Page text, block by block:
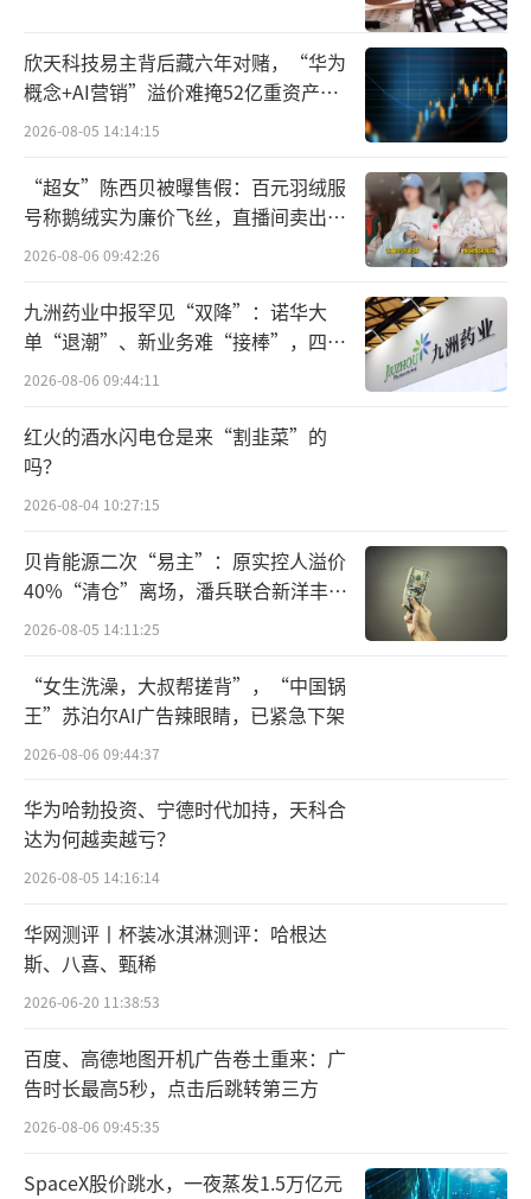
产品来进行活动宣传与消费引流等非正常销售
情况，这种所谓的低价不具有可持续性，更多
的还是营销噱头。
考虑到近期的禁酒令导致的市场恐慌情绪，因
此综合造成了整个白酒产品价格下跌的情况，
所以飞天茅台的价格下跌具有很强的偶然性，
可以说是短暂个别情况。”蔡学飞表示。
酒水行业分析师肖竹青认为，“供求关系
的发布，使饮酒频次、场景减少，这也造成心
理上的冲击，所以白酒整个价格都是在震荡下
行。”
白酒价格当前虽受短期因素扰动，但本质
上早已进入周期调整阶段，近两年各品牌市场
面对当前的市场环境，贵州茅台董事长张
德芹表示，请相信茅台的质量、文化、根基不
不会倒退；相信茅台的服务意识、服务能力不
会掉队。每一次市场变化，茅台人都能够从容
销、品牌上实现了质的飞跃。
对于如何穿越周期，贵州茅台代总经理王
稳定；中期举措是聚焦国际化和年轻化；长期
举措是构建更有韧性的生态系统。
欣天科技易主背后藏六年对赌，“华为
概念+AI营销”溢价难掩52亿重资产考
验
2026-08-05 14:14:15
“超女”陈西贝被曝售假：百元羽绒服
号称鹅绒实为廉价飞丝，直播间卖出超
百万元
2026-08-06 09:42:26
九洲药业中报罕见“双降”：诺华大
单“退潮”、新业务难“接棒”，四大
难关待闯
2026-08-06 09:44:11
红火的酒水闪电仓是来“割韭菜”的
吗？
2026-08-04 10:27:15
贝肯能源二次“易主”：原实控人溢价
40%“清仓”离场，潘兵联合新洋丰、
宏科百世拟入主
2026-08-05 14:11:25
“女生洗澡，大叔帮搓背”，“中国锅
王”苏泊尔AI广告辣眼睛，已紧急下架
2026-08-06 09:44:37
华为哈勃投资、宁德时代加持，天科合
达为何越卖越亏？
2026-08-05 14:16:14
华网测评丨杯装冰淇淋测评：哈根达
斯、八喜、甄稀
2026-06-20 11:38:53
百度、高德地图开机广告卷土重来：广
告时长最高5秒，点击后跳转第三方
2026-08-06 09:45:35
SpaceX股价跳水，一夜蒸发1.5万亿元